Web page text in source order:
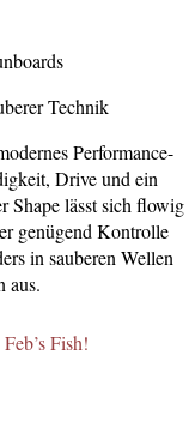
Technik
Performance-
Drive und ein
Shape lässt sich flowig
genügend Kontrolle
in sauberen Wellen
aus.
Fish!